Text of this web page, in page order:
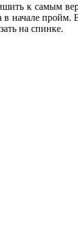
к самым
начале пройм.
на спинке.